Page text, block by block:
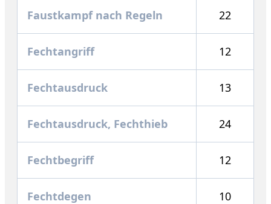
Faustkampf nach Regeln 22
Fechtangriff 12
Fechtausdruck 13
Fechtausdruck, Fechthieb 24
Fechtbegriff 12
Fechtdegen 10